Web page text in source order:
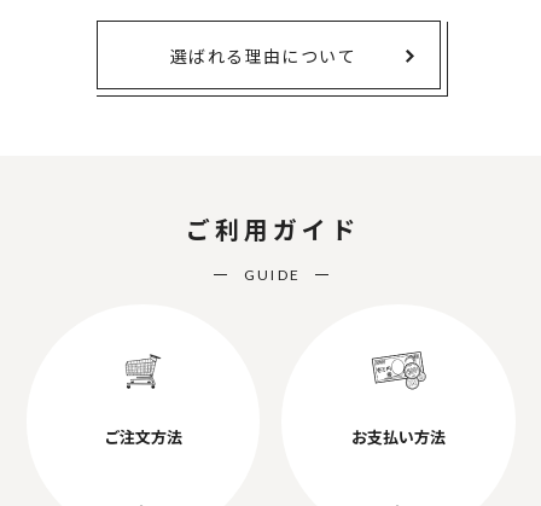
選ばれる理由について
ご利用ガイド
GUIDE
ご注文方法 お支払い方法